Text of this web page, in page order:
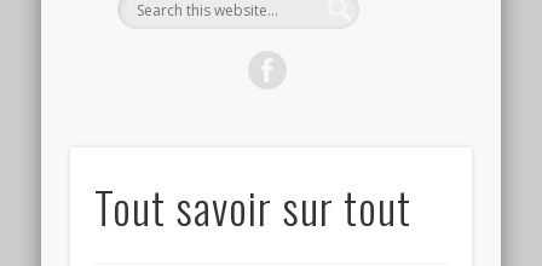
Tout savoir sur tout